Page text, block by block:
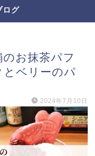
ログ
お抹茶パフ
とベリーのパ
2024年7月10日